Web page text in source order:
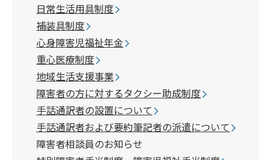
日常生活用具制度
補装具制度
心身障害児福祉年金
重心医療制度
地域生活支援事業
障害者の方に対するタクシー助成制度
手話通訳者の設置について
手話通訳者および要約筆記者の派遣について
障害者相談員のお知らせ